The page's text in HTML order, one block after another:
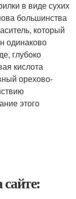
в виде сухих
большинства
который
одинаково
глубоко
кислота
орехово-
этого